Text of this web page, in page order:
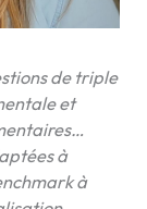
de triple
et
à
à